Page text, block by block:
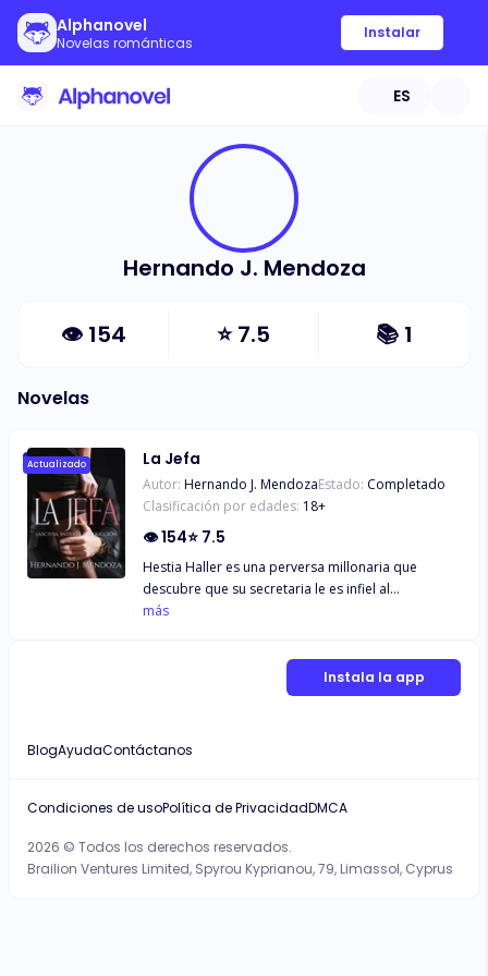
Alphanovel
Novelas románticas
Instalar
ES
Hernando J. Mendoza
👁 154 ⭐7.5 📚 1
Novelas
Actualizado La Jefa
Autor: Hernando J. MendozaEstado: Completado
Clasificación por edades: 18+
👁154⭐ 7.5
Hestia Haller es una perversa millonaria que
descubre que su secretaria le es infiel al
prometido. Al estar aburrid y sin nadie con quien
ha preparado un gran espectáculo para revelar la
más
Instala la app
BlogAyudaContáctanos
2026 © Todos los derechos reservados.
Brailion Ventures Limited, Spyrou Kyprianou, 79, Limassol, Cyprus
Condiciones de usoPolítica de PrivacidadDMCA